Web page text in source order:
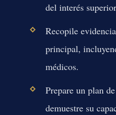
del interés
Recopile
principal,
médicos.
Prepare un plan
demuestre su